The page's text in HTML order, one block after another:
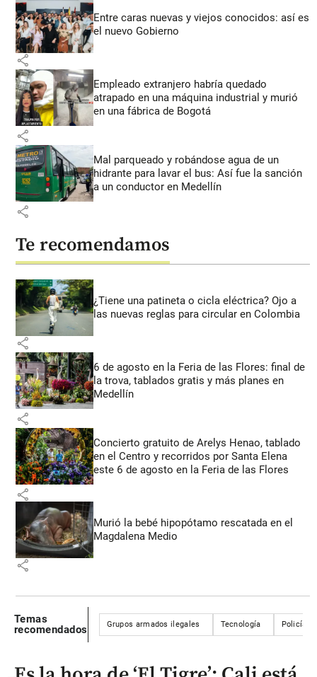
Entre caras nuevas y viejos conocidos: así es
el nuevo Gobierno
share
Empleado extranjero habría quedado
atrapado en una máquina industrial y murió
en una fábrica de Bogotá
share
Mal parqueado y robándose agua de un
hidrante para lavar el bus: Así fue la sanción
a un conductor en Medellín
share
Te recomendamos
¿Tiene una patineta o cicla eléctrica? Ojo a
las nuevas reglas para circular en Colombia
share
6 de agosto en la Feria de las Flores: final de
la trova, tablados gratis y más planes en
Medellín
share
Concierto gratuito de Arelys Henao, tablado
en el Centro y recorridos por Santa Elena
este 6 de agosto en la Feria de las Flores
share
Murió la bebé hipopótamo rescatada en el
Magdalena Medio
share
Temas
recomendados
Grupos armados ilegales Tecnología Policía